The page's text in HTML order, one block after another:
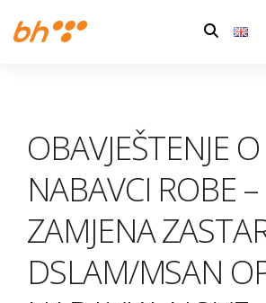
Pretraga:
OBAVJEŠTENJE O
NABAVCI ROBE –
ZAMJENA
DSLAM/MSAN